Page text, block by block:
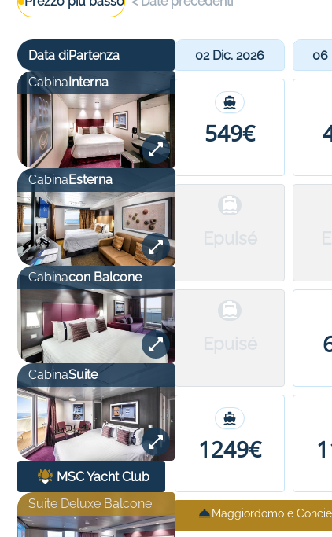
Data diPartenza
CabinaInterna
CabinaEsterna
Cabinacon Balcone
CabinaSuite
MSC Yacht Club
Suite Deluxe Balcone
02 Dic. 2026 06
549€
1249€
Maggiordomo e